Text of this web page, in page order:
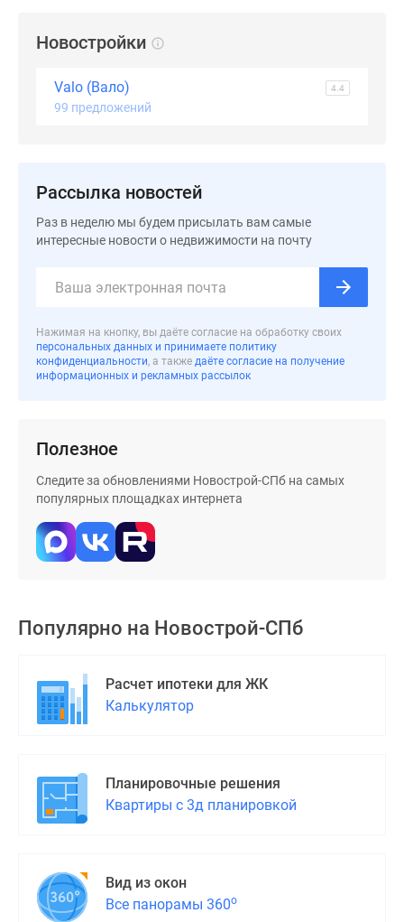
поселки
ипотека
Скидки
Новостройки
Valo (Вало) 4.4
99 предложений
Рассылка новостей
Раз в неделю мы будем присылать вам самые
интересные новости о недвижимости на почту
Нажимая на кнопку, вы даёте согласие на обработку своих
персональных данных и принимаете политику
конфиденциальности, а также даёте согласие на получение
информационных и рекламных рассылок
Полезное
Следите за обновлениями Новострой-СПб на самых
популярных площадках интернета
Популярно на Новострой-СПб
Расчет ипотеки для ЖК
Калькулятор
Планировочные решения
Квартиры с 3д планировкой
Вид из окон
Все панорамы 360о